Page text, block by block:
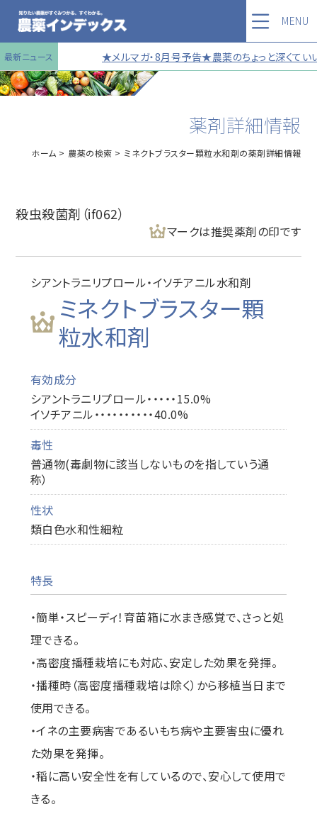
最新ニュース ★メルマガ・8月号予告★農薬のちょっと深く
MENU
薬剤詳細情報
ホーム 農薬の検索 ミネクトブラスター顆粒水和剤の薬剤詳細情報
殺虫殺菌剤（if062）
マークは推奨薬剤の印です
シアントラニリプロール・イソチアニル水和剤
ミネクトブラスター顆
粒水和剤
有効成分
シアントラニリプロール・・・・・15.0%
イソチアニル・・・・・・・・・・40.0%
毒性
普通物(毒劇物に該当しないものを指していう通
称）
性状
類白色水和性細粒
特長
・簡単・スピーディ！育苗箱に水まき感覚で、さっと処
理できる。
・高密度播種栽培にも対応、安定した効果を発揮。
・播種時（高密度播種栽培は除く）から移植当日まで
使用できる。
・イネの主要病害であるいもち病や主要害虫に優れ
た効果を発揮。
・稲に高い安全性を有しているので、安心して使用で
きる。